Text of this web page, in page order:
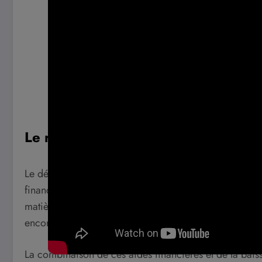
Le rôle des subventions et aides
Le développement du secteur photovoltaïque est
financières. Ces dispositifs sont essentiels pour
matière d’énergie renouvelable. Parmi les mesures
encore des crédits d’impôt qui rendent cet
La combinaison de ces aides financières et de la